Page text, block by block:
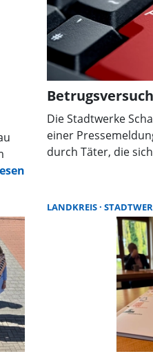
Die Stadtwerke
einer
durch Täter, die
ereignete.
LANDKREIS